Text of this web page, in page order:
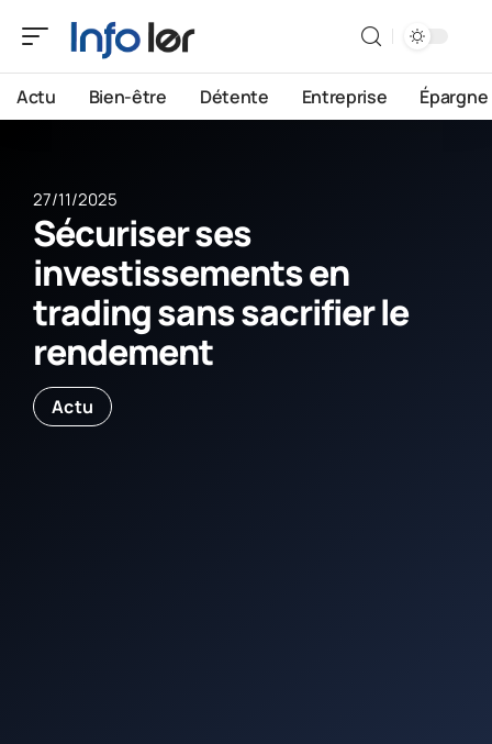
Actu Bien-être Détente Entreprise Épargne
27/11/2025
Sécuriser ses
investissements en
trading sans sacrifier le
rendement
Actu